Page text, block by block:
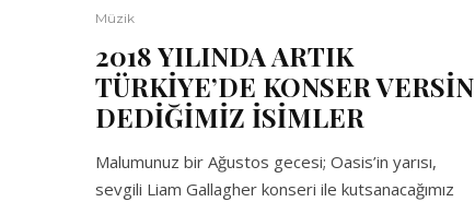
Müzik
2018 YILINDA ARTIK
TÜRKİYE’DE KONSER VERSİN
DEDİĞİMİZ İSİMLER
Malumunuz bir Ağustos gecesi; Oasis’in yarısı,
sevgili Liam Gallagher konseri ile kutsanacağımız